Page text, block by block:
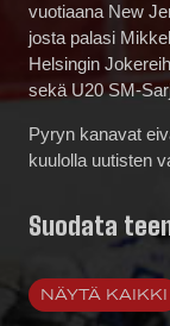
vuotiaana New
josta palasi
Helsingin
sekä U20 SM-
Pyryn kanavat
kuulolla uutisten
Suodata
NÄYTÄ KAIKKI